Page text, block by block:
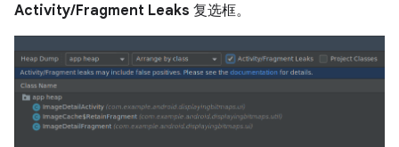
Activity/Fragment Leaks 复选框。